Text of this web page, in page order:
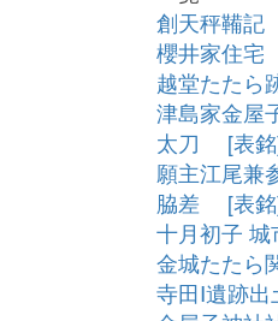
創天秤鞴記
櫻井家住宅
越堂たたら
津島家金屋
太刀 [表銘]
願主江尾兼
脇差 [表銘]
十月初子 城
金城たたら
寺田Ⅰ遺跡